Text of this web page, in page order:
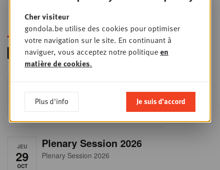
8 CEO ONLY
JEU
29
OCT
Plenary Session 2026
Plenary Session 2026
Cher visiteur
gondola.be utilise des cookies pour optimiser
votre navigation sur le site. En continuant à
naviguer, vous acceptez notre politiqueen
matière de cookies.
Plus d'info Je suis d'accord